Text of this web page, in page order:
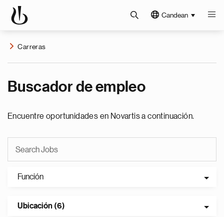
Candean
Carreras
Buscador de empleo
Encuentre oportunidades en Novartis a continuación.
Función
Ubicación (6)